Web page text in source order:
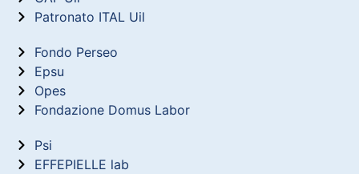
Patronato ITAL Uil
Fondo Perseo
Epsu
Opes
Fondazione Domus Labor
Psi
EFFEPIELLE lab